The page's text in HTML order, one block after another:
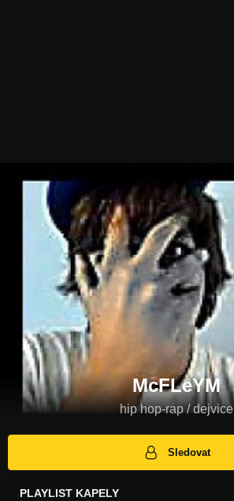
McFLeYM
hip hop-rap / dejvice
Sledovat
PLAYLIST KAPELY